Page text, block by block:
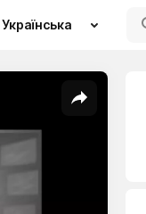
Українська